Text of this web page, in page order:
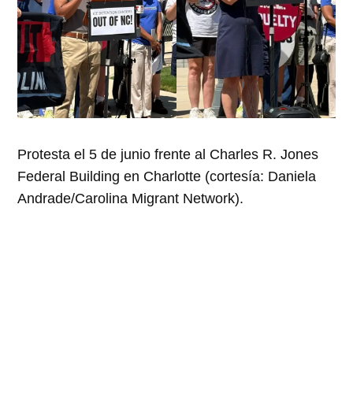
Protesta el 5 de junio frente al Charles R. Jones
Federal Building en Charlotte (cortesía: Daniela
Andrade/Carolina Migrant Network).